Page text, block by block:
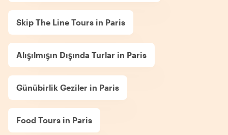
Skip The Line Tours in Paris
Alışılmışın Dışında Turlar in Paris
Günübirlik Geziler in Paris
Food Tours in Paris